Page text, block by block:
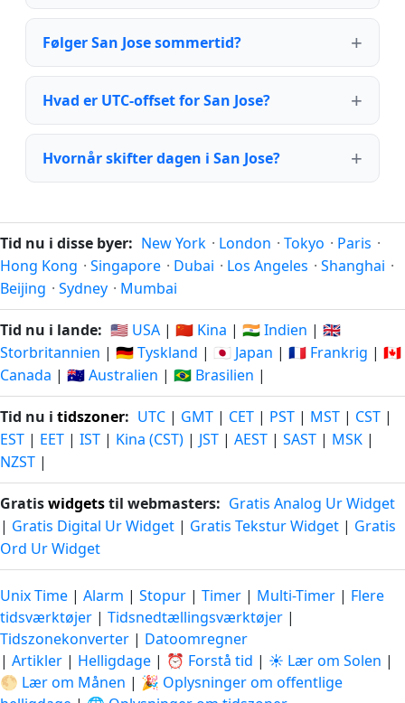
Følger San Jose sommertid?
Hvad er UTC-offset for San Jose?
Hvornår skifter dagen i San Jose?
Tid nu i disse byer: New York · London · Tokyo · Paris ·
Hong Kong · Singapore · Dubai · Los Angeles · Shanghai ·
Beijing · Sydney · Mumbai
Tid nu i lande: 🇺🇸 USA | 🇨🇳 Kina | 🇮🇳 Indien | 🇬🇧
Storbritannien | 🇩🇪 Tyskland | 🇯🇵 Japan | 🇫🇷 Frankrig | 🇨🇦
Canada | 🇦🇺 Australien | 🇧🇷 Brasilien |
Tid nu i tidszoner: UTC | GMT | CET | PST | MST | CST |
EST | EET | IST | Kina (CST) | JST | AEST | SAST | MSK |
NZST |
Gratiswidgetstil webmasters: Gratis Analog Ur Widget
| Gratis Digital Ur Widget | Gratis Tekstur Widget | Gratis
Ord Ur Widget
Unix Time | Alarm | Stopur | Timer | Multi-Timer | Flere
tidsværktøjer | Tidsnedtællingsværktøjer |
Tidszonekonverter | Datoomregner
| Artikler | Helligdage | ⏰ Forstå tid | ☀️ Lær om Solen |
🌕 Lær om Månen | 🎉 Oplysninger om offentlige